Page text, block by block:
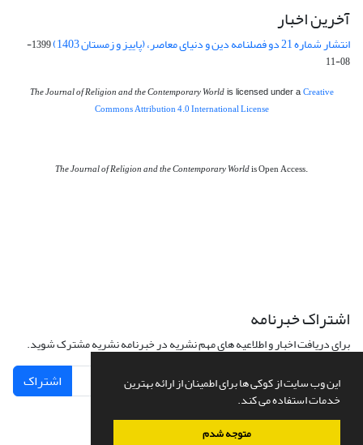
این وب سایت از کوکی ها برای اطمینان از ارائه بهترین
خدمات استفاده می کند.
متوجه شدم
آخرین اخبار
انتشار شماره 21 دو فصلنامه دین و دنیای معاصر، (پاییز و زمستان 1403)
1399-
08-11
The Journal of Religion and the Contemporary Worldis licensed under a Creative
Commons Attribution 4.0 International License
The Journal of Religion and the Contemporary Worldis Open Access.
اشتراک خبرنامه
برای دریافت اخبار و اطلاعیه های مهم نشریه در خبرنامه نشریه مشترک شوید.
اشتراک